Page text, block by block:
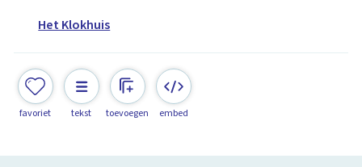
Het Klokhuis
favoriet tekst toevoegen embed